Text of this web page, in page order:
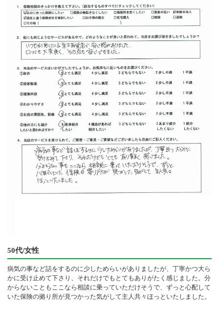
50代/女性
病気の事など話をするのに少しためらいがありましたが、丁寧かつ大ら
かに受け止めて下さり、それだけでもとてもありがたく感じました。分
からないこともここなら相談に乗っていただけそうで、ずっと心配して
いた保険の拠り所が見つかった気がして主人共々ほっといたしました。